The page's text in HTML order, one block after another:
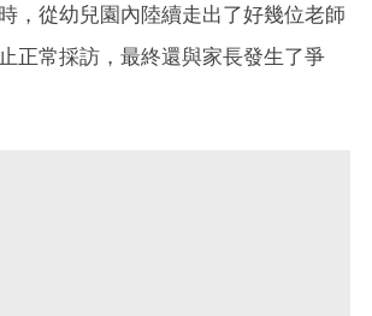
，從幼兒園內陸續走出了好幾位老師
正常採訪，最終還與家長發生了爭